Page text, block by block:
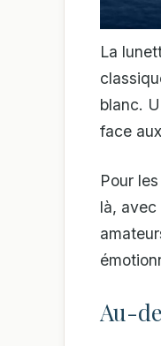
La
blanc.
face
Pour
là,
Au-